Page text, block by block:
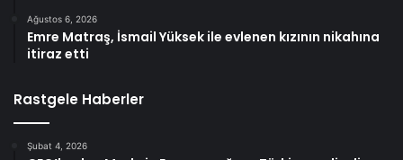
Ağustos 6, 2026
Emre Matraş, İsmail Yüksek ile evlenen kızının nikahına
itiraz etti
Rastgele Haberler
Şubat 4, 2026